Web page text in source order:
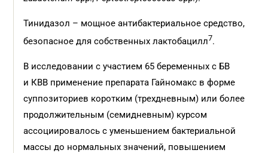
Тинидазол – мощное антибактериальное средство,
безопасное для собственных лактобацилл7.
В исследовании с участием 65 беременных с БВ
и КВВ применение препарата Гайномакс в форме
суппозиториев коротким (трехдневным) или более
продолжительным (семидневным) курсом
ассоциировалось с уменьшением бактериальной
массы до нормальных значений, повышением